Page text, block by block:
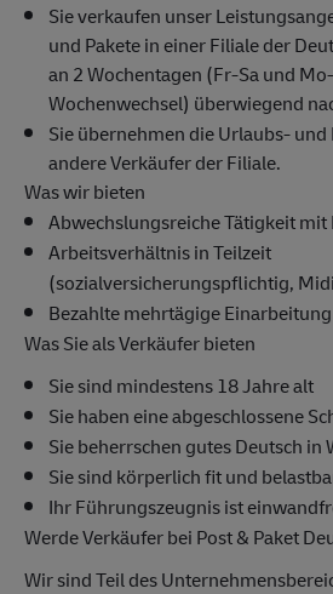
Sie verkaufen unser
und Pakete in einer Filiale der
an 2 Wochentagen (Fr-Sa und
Wochenwechsel) überwiegend
Sie übernehmen die Urlaubs-
andere Verkäufer der Filiale.
Was wir bieten
Abwechslungsreiche Tätigkeit
Arbeitsverhältnis in Teilzeit
(sozialversicherungspflichtig,
Bezahlte mehrtägige Einarbeitung
Was Sie als Verkäufer bieten
Sie sind mindestens 18 Jahre alt
Sie haben eine abgeschlossene
Sie beherrschen gutes Deutsch in
Sie sind körperlich fit und
Ihr Führungszeugnis ist
Werde Verkäufer bei Post & Paket
Wir sind Teil des